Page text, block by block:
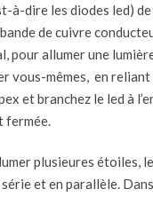
à-dire les diodes led)
de cuivre
pour allumer une
vous-mêmes, en
et branchez le led à
fermée.
plusieures étoiles,
et en parallèle.